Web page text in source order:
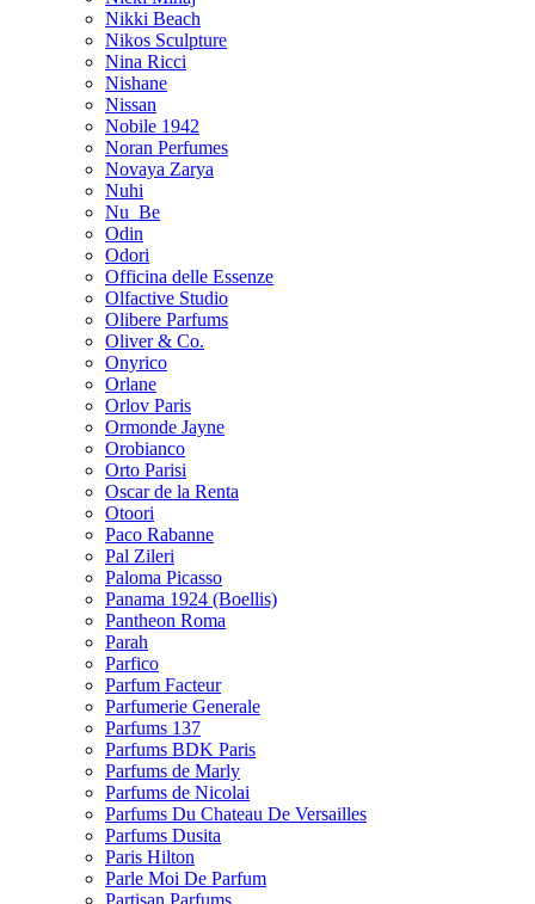
Nikki Beach
Nikos Sculpture
Nina Ricci
Nishane
Nissan
Nobile 1942
Noran Perfumes
Novaya Zarya
Nuhi
Nu_Be
Odin
Odori
Officina delle Essenze
Olfactive Studio
Olibere Parfums
Oliver & Co.
Onyrico
Orlane
Orlov Paris
Ormonde Jayne
Orobianco
Orto Parisi
Oscar de la Renta
Otoori
Paco Rabanne
Pal Zileri
Paloma Picasso
Panama 1924 (Boellis)
Pantheon Roma
Parah
Parfico
Parfum Facteur
Parfumerie Generale
Parfums 137
Parfums BDK Paris
Parfums de Marly
Parfums de Nicolai
Parfums Du Chateau De Versailles
Parfums Dusita
Paris Hilton
Parle Moi De Parfum